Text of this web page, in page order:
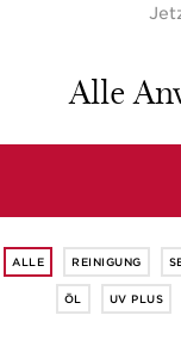
Alle
ALLE REINIGUNG
ÖL UV PLUS